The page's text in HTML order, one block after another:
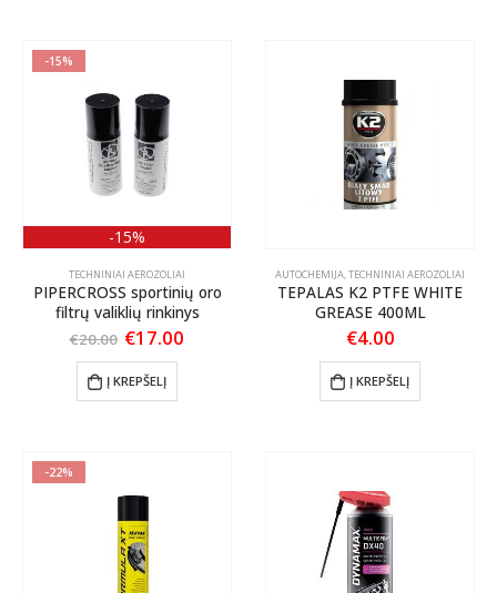
-15%
-15%
TECHNINIAI AEROZOLIAI
PIPERCROSS sportinių oro
filtrų valiklių rinkinys
€20.00 Original
was:
€20.00.
€17.00
Į KREPŠELĮ
AUTOCHEMIJA TECHNINIAI AEROZOLIAI
TEPALAS K2 PTFE WHITE
GREASE 400ML
€4.00
Į KREPŠELĮ
-22%